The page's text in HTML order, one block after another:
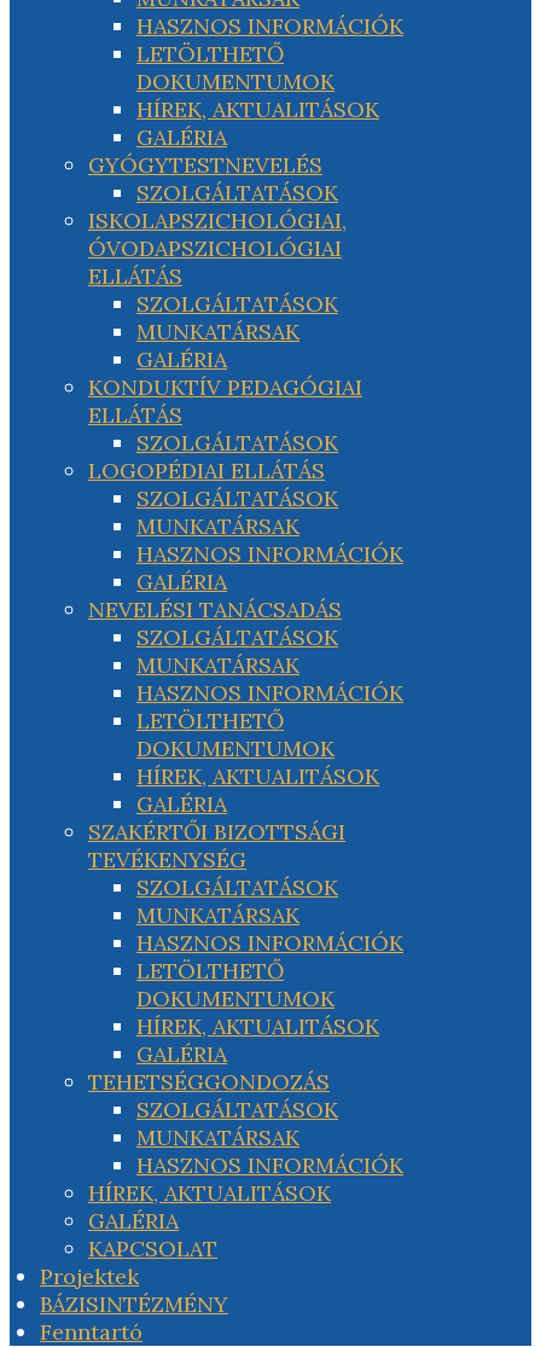
HASZNOS INFORMÁCIÓK
LETÖLTHETŐ
DOKUMENTUMOK
HÍREK, AKTUALITÁSOK
GALÉRIA
GYÓGYTESTNEVELÉS
SZOLGÁLTATÁSOK
ISKOLAPSZICHOLÓGIAI,
ÓVODAPSZICHOLÓGIAI
ELLÁTÁS
SZOLGÁLTATÁSOK
MUNKATÁRSAK
GALÉRIA
KONDUKTÍV PEDAGÓGIAI
ELLÁTÁS
SZOLGÁLTATÁSOK
LOGOPÉDIAI ELLÁTÁS
SZOLGÁLTATÁSOK
MUNKATÁRSAK
HASZNOS INFORMÁCIÓK
GALÉRIA
NEVELÉSI TANÁCSADÁS
SZOLGÁLTATÁSOK
MUNKATÁRSAK
HASZNOS INFORMÁCIÓK
LETÖLTHETŐ
DOKUMENTUMOK
HÍREK, AKTUALITÁSOK
GALÉRIA
SZAKÉRTŐI BIZOTTSÁGI
TEVÉKENYSÉG
SZOLGÁLTATÁSOK
MUNKATÁRSAK
HASZNOS INFORMÁCIÓK
LETÖLTHETŐ
DOKUMENTUMOK
HÍREK, AKTUALITÁSOK
GALÉRIA
TEHETSÉGGONDOZÁS
SZOLGÁLTATÁSOK
MUNKATÁRSAK
HASZNOS INFORMÁCIÓK
HÍREK, AKTUALITÁSOK
GALÉRIA
KAPCSOLAT
Projektek
BÁZISINTÉZMÉNY
Fenntartó